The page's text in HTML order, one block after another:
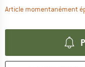
Article momentanément